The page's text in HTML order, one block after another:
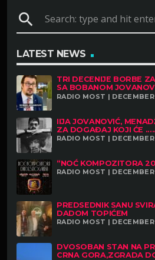
search
LATEST NEWS
TRI DECENIJE BORBE
SA BOBANOM
RADIO MOST |
IIJA JOVANOVIĆ,
ZA DOGAĐAJ KOJI ĆE
RADIO MOST |
“NOĆ KOMPOZITORA
RADIO MOST |
PREDSEDNIK SANU
DADOM TOPIĆEM
RADIO MOST |
DVOSOBAN STAN NA
CRNA GORA,ZGRADA